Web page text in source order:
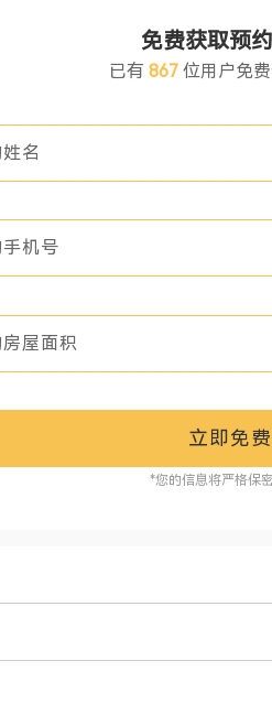
免费获取预
已有 867位用户免
立即免
*您的信息将严格保